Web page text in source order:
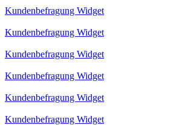
Kundenbefragung Widget
Kundenbefragung Widget
Kundenbefragung Widget
Kundenbefragung Widget
Kundenbefragung Widget
Kundenbefragung Widget